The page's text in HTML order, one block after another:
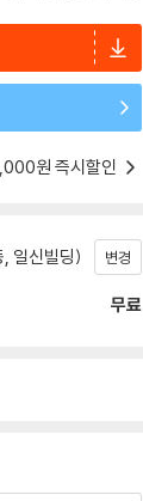
원 즉시할인
일신빌딩) 변경
무료